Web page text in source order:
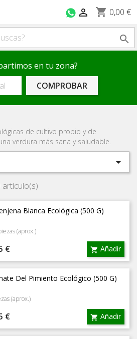
shopping_cart 0,00 €


en tu zona?
COMPROBAR
de cultivo propio y de
verdura más sana y saludable.

Blanca Ecológica (500 G)
(aprox.)
€  Añadir
Del Pimiento Ecológico (500 G)
(aprox.)
€  Añadir